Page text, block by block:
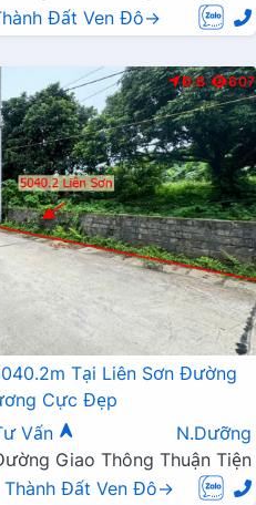
Đất Ven Đô→
Đ.B 607
Tại Liên Sơn Đường
Cực Đẹp
Vấn
N.Dưỡng
Giao Thông Thuận Tiện
Thành Đất Ven Đô→